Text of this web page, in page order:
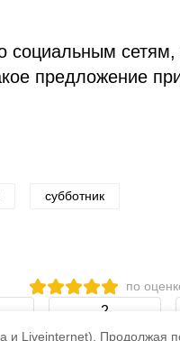
и Liveinternet). Продолжая
социальным сетям,
предложение
субботник
по
2